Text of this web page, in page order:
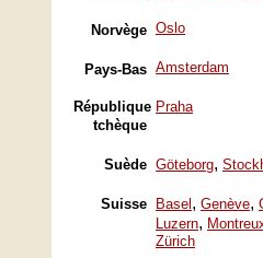
Norvège Oslo
Pays-Bas Amsterdam
République
tchèque
Praha
Suède Göteborg,
Suisse Basel , Genève,
Luzern,
Zürich